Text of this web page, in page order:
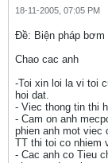
18-11-2005, 07:05 PM
Ðề: Biện pháp
Chao cac anh
-Toi xin loi la vi toi
hoi dat.
- Viec thong tin thi
- Cam on anh
phien anh mot viec
TT thi toi co nhiem
- Cac anh co Tieu